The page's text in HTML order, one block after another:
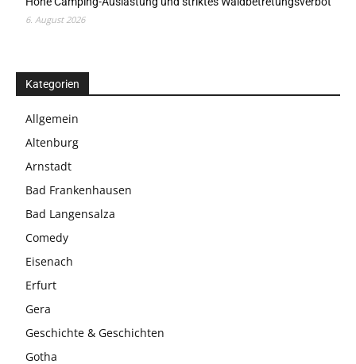
6. August 2026
Kategorien
Allgemein
Altenburg
Arnstadt
Bad Frankenhausen
Bad Langensalza
Comedy
Eisenach
Erfurt
Gera
Geschichte & Geschichten
Gotha